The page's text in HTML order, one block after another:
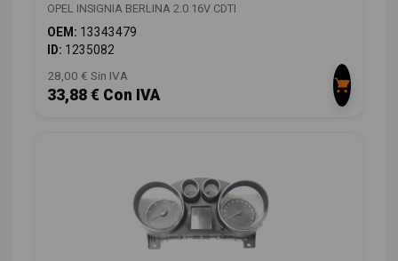
OPEL INSIGNIA BERLINA 2.0 16V CDTI
OEM: 13343479
ID: 1235082
28,00 € Sin IVA
33,88 € Con IVA